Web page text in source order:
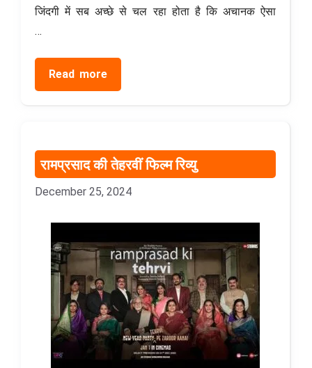
जिंदगी में सब अच्छे से चल रहा होता है कि अचानक ऐसा
…
Read more
रामप्रसाद की तेहरवीं फिल्म रिव्यु
December 25, 2024